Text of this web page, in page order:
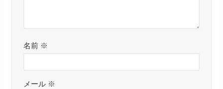
名前 ※
メール ※